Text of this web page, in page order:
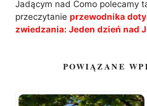
Jadącym nad Como polecamy
przeczytanie przewodnika
zwiedzania: Jeden dzień nad
POWIĄZANE